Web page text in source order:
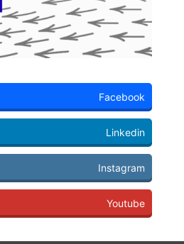
Facebook
Linkedin
Instagram
Youtube